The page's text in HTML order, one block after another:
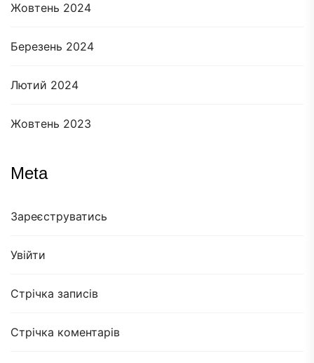
Жовтень 2024
Березень 2024
Лютий 2024
Жовтень 2023
Meta
Зареєструватись
Увійти
Стрічка записів
Стрічка коментарів